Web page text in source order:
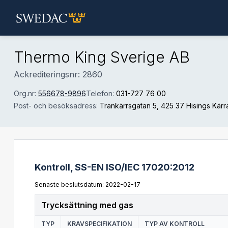
Thermo King Sverige AB
Ackrediteringsnr: 2860
Org.nr: 556678-9896Telefon: 031-727 76 00
Post- och besöksadress: Trankärrsgatan 5 , 425 37 Hisings
Kontroll, SS-EN ISO/IEC 17020:2012
Senaste beslutsdatum: 2022-02-17
Trycksättning med gas
TYP KRAVSPECIFIKATION TYP AV KONTROLL